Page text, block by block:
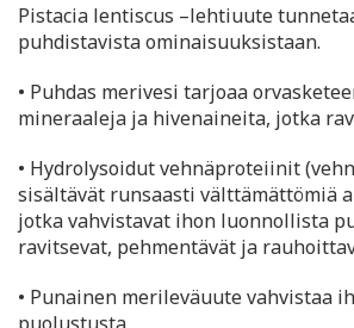
Pistacia lentiscus –lehtiuute
puhdistavista ominaisuuksistaan.
• Puhdas merivesi tarjoaa
mineraaleja ja hivenaineita, jotka
• Hydrolysoidut vehnäproteiinit
sisältävät runsaasti välttämättömiä
jotka vahvistavat ihon luonnollista
ravitsevat, pehmentävät ja
• Punainen merileväuute vahvistaa